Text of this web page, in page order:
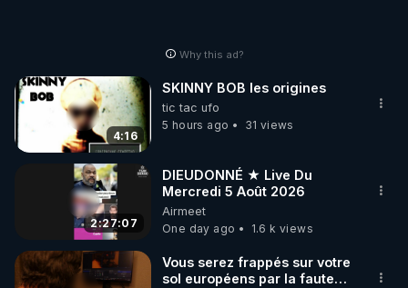
Why this ad?
4:16
SKINNY BOB les origines
tic tac ufo
5 hours ago
31 views
2:27:07
DIEUDONNÉ ★ Live Du
Mercredi 5 Août 2026
Airmeet
One day ago
1.6 k views
Vous serez frappés sur votre
sol européens par la faute